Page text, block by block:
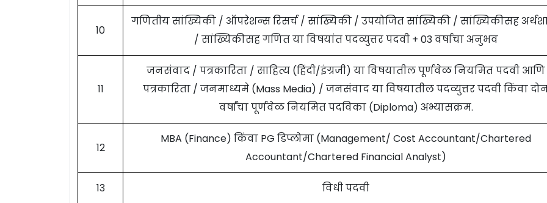
10
गणितीय सांख्यिकी / ऑपरेशन्स रिसर्च / सांख्यिकी / उपयोजित सांख्यिकी / सांख्यिकीसह
/ सांख्यिकीसह गणित या विषयांत पदव्युत्तर पदवी + 03 वर्षाचा अनुभव
11
जनसंवाद / पत्रकारिता / साहित्य (हिंदी/इंग्रजी) या विषयातील पूर्णवेळ नियमित पदवी आणि
पत्रकारिता / जनमाध्यमे (Mass Media) / जनसंवाद या विषयातील पदव्युत्तर पदवी किंवा
वर्षांचा पूर्णवेळ नियमित पदविका (Diploma) अभ्यासक्रम.
12
MBA (Finance) किंवा PG डिप्लोमा (Management/ Cost Accountant/Chartered
Accountant/Chartered Financial Analyst)
13 विधी पदवी